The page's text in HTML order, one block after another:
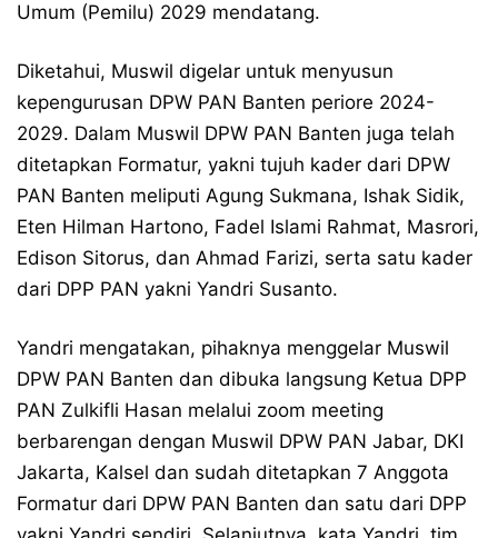
Umum (Pemilu) 2029 mendatang.
Diketahui, Muswil digelar untuk menyusun
kepengurusan DPW PAN Banten periore 2024-
2029. Dalam Muswil DPW PAN Banten juga telah
ditetapkan Formatur, yakni tujuh kader dari DPW
PAN Banten meliputi Agung Sukmana, Ishak Sidik,
Eten Hilman Hartono, Fadel Islami Rahmat, Masrori,
Edison Sitorus, dan Ahmad Farizi, serta satu kader
dari DPP PAN yakni Yandri Susanto.
Yandri mengatakan, pihaknya menggelar Muswil
DPW PAN Banten dan dibuka langsung Ketua DPP
PAN Zulkifli Hasan melalui zoom meeting
berbarengan dengan Muswil DPW PAN Jabar, DKI
Jakarta, Kalsel dan sudah ditetapkan 7 Anggota
Formatur dari DPW PAN Banten dan satu dari DPP